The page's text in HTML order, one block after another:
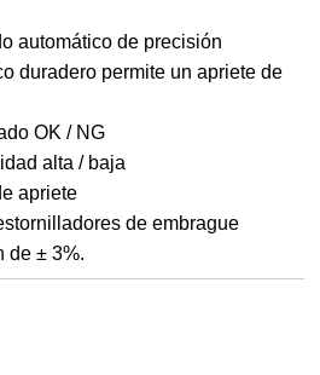
automático de precisión
duradero permite un apriete de
OK / NG
alta / baja
apriete
de embrague
de ± 3%.